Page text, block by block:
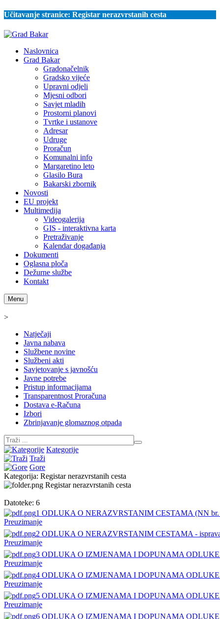
Učitavanje stranice: Registar nerazvrstanih cesta
Naslovnica
Grad Bakar
Gradonačelnik
Gradsko vijeće
Upravni odjeli
Mjesni odbori
Savjet mladih
Prostorni planovi
Tvrtke i ustanove
Adresar
Udruge
Proračun
Komunalni info
Margaretino leto
Glasilo Bura
Bakarski zbornik
Novosti
EU projekt
Multimedija
Videogalerija
GIS - interaktivna karta
Pretraživanje
Kalendar događanja
Dokumenti
Oglasna ploča
Dežurne službe
Kontakt
Menu
>
Natječaji
Javna nabava
Službene novine
Službeni akti
Savjetovanje s javnošću
Javne potrebe
Pristup informacijama
Transparentnost Proračuna
Dostava e-Računa
Izbori
Zbrinjavanje glomaznog otpada
Kategorije
Traži
Gore
Kategorija: Registar nerazvrstanih cesta
Registar nerazvrstanih cesta
Datoteke: 6
1 ODLUKA O NERAZVRSTANIM CESTAMA (NN br.
Preuzimanje
2 ODLUKA O NERAZVRSTANIM CESTAMA -
Preuzimanje
3 ODLUKA O IZMJENAMA I DOPUNAMA
Preuzimanje
4 ODLUKA O IZMJENAMA I DOPUNAMA
Preuzimanje
5 ODLUKA O IZMJENAMA I DOPUNAMA
Preuzimanje
6 ODLUKA O IZMJENAMA I DOPUNAMA